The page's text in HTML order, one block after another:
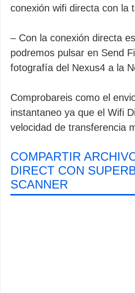
conexión wifi directa con la
– Con la conexión directa
podremos pulsar en Send
fotografía del Nexus4 a la
Comprobareis como el
instantaneo ya que el Wifi
velocidad de transferencia
COMPARTIR
DIRECT CON
SCANNER